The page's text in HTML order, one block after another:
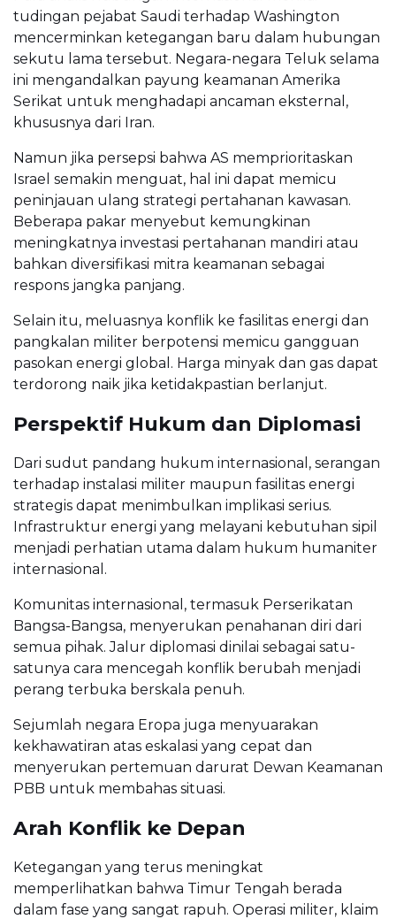
tudingan pejabat Saudi terhadap Washington
mencerminkan ketegangan baru dalam hubungan
sekutu lama tersebut. Negara-negara Teluk selama
ini mengandalkan payung keamanan Amerika
Serikat untuk menghadapi ancaman eksternal,
khususnya dari Iran.
Namun jika persepsi bahwa AS memprioritaskan
Israel semakin menguat, hal ini dapat memicu
peninjauan ulang strategi pertahanan kawasan.
Beberapa pakar menyebut kemungkinan
meningkatnya investasi pertahanan mandiri atau
bahkan diversifikasi mitra keamanan sebagai
respons jangka panjang.
Selain itu, meluasnya konflik ke fasilitas energi dan
pangkalan militer berpotensi memicu gangguan
pasokan energi global. Harga minyak dan gas dapat
terdorong naik jika ketidakpastian berlanjut.
Perspektif Hukum dan Diplomasi
Dari sudut pandang hukum internasional, serangan
terhadap instalasi militer maupun fasilitas energi
strategis dapat menimbulkan implikasi serius.
Infrastruktur energi yang melayani kebutuhan sipil
menjadi perhatian utama dalam hukum humaniter
internasional.
Komunitas internasional, termasuk Perserikatan
Bangsa-Bangsa, menyerukan penahanan diri dari
semua pihak. Jalur diplomasi dinilai sebagai satu-
satunya cara mencegah konflik berubah menjadi
perang terbuka berskala penuh.
Sejumlah negara Eropa juga menyuarakan
kekhawatiran atas eskalasi yang cepat dan
menyerukan pertemuan darurat Dewan Keamanan
PBB untuk membahas situasi.
Arah Konflik ke Depan
Ketegangan yang terus meningkat
memperlihatkan bahwa Timur Tengah berada
dalam fase yang sangat rapuh. Operasi militer, klaim